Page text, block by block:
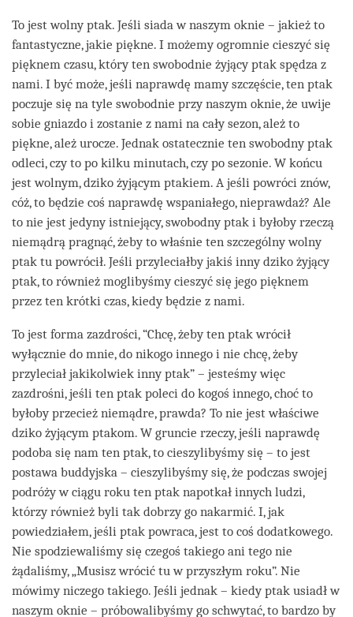
To jest wolny ptak. Jeśli siada w naszym oknie – jakież to
fantastyczne, jakie piękne. I możemy ogromnie cieszyć się
pięknem czasu, który ten swobodnie żyjący ptak spędza z
nami. I być może, jeśli naprawdę mamy szczęście, ten ptak
poczuje się na tyle swobodnie przy naszym oknie, że uwije
sobie gniazdo i zostanie z nami na cały sezon, ależ to
piękne, ależ urocze. Jednak ostatecznie ten swobodny ptak
odleci, czy to po kilku minutach, czy po sezonie. W końcu
jest wolnym, dziko żyjącym ptakiem. A jeśli powróci znów,
cóż, to będzie coś naprawdę wspaniałego, nieprawdaż? Ale
to nie jest jedyny istniejący, swobodny ptak i byłoby rzeczą
niemądrą pragnąć, żeby to właśnie ten szczególny wolny
ptak tu powrócił. Jeśli przyleciałby jakiś inny dziko żyjący
ptak, to również moglibyśmy cieszyć się jego pięknem
przez ten krótki czas, kiedy będzie z nami.
To jest forma zazdrości, “Chcę, żeby ten ptak wrócił
wyłącznie do mnie, do nikogo innego i nie chcę, żeby
przyleciał jakikolwiek inny ptak” – jesteśmy więc
zazdrośni, jeśli ten ptak poleci do kogoś innego, choć to
byłoby przecież niemądre, prawda? To nie jest właściwe
dziko żyjącym ptakom. W gruncie rzeczy, jeśli naprawdę
podoba się nam ten ptak, to cieszylibyśmy się – to jest
postawa buddyjska – cieszylibyśmy się, że podczas swojej
podróży w ciągu roku ten ptak napotkał innych ludzi,
którzy również byli tak dobrzy go nakarmić. I, jak
powiedziałem, jeśli ptak powraca, jest to coś dodatkowego.
Nie spodziewaliśmy się czegoś takiego ani tego nie
żądaliśmy, „Musisz wrócić tu w przyszłym roku”. Nie
mówimy niczego takiego. Jeśli jednak – kiedy ptak usiadł w
naszym oknie – próbowalibyśmy go schwytać, to bardzo by